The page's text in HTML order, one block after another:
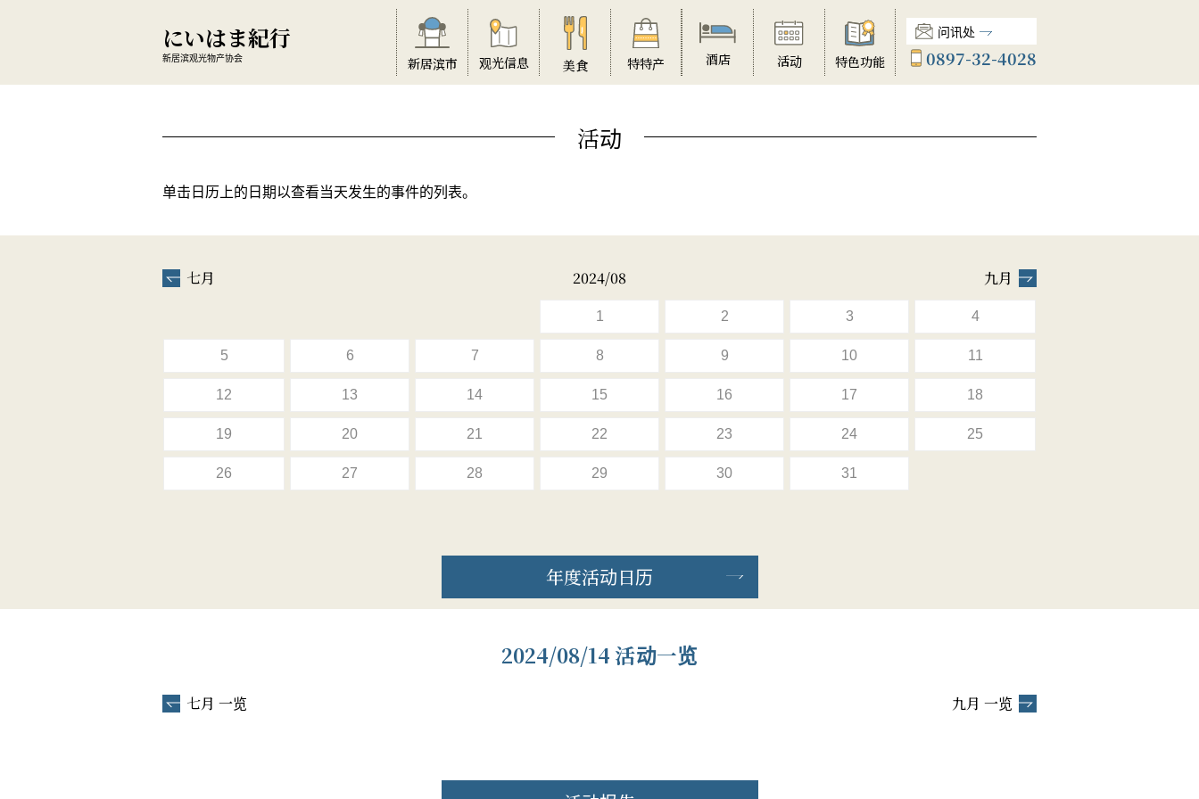
にいはま紀行
新居滨观光物产协会 新居滨市 观光信息 美食 特特产 酒店 活动 特色功能
问讯处
0897-32-4028
活动
单击日历上的日期以查看当天发生的事件的列表。
七月 2024/08 九月
1 2 3 4
5 6 7 8 9 10 11
12 13 14 15 16 17 18
19 20 21 22 23 24 25
26 27 28 29 30 31
年度活动日历
2024/08/14 活动一览
七月 一览 九月 一览